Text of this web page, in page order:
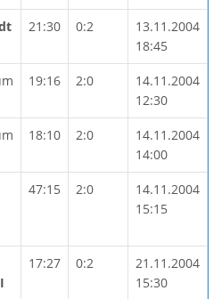
21:30 0:2
13.11.2004
18:45
19:16 2:0
14.11.2004
12:30
18:10 2:0
14.11.2004
14:00
47:15 2:0
14.11.2004
15:15
17:27 0:2
21.11.2004
15:30